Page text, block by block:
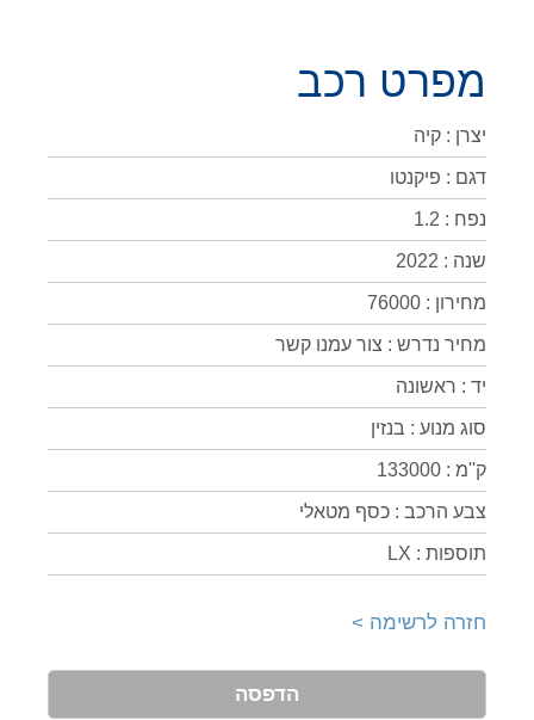
מפרט רכב
יצרן : קיה
דגם : פיקנטו
נפח : 1.2
שנה : 2022
מחירון : 76000
מחיר נדרש : צור עמנו קשר
יד : ראשונה
סוג מנוע : בנזין
ק''מ : 133000
צבע הרכב : כסף מטאלי
תוספות : LX
חזרה לרשימה >
הדפסה